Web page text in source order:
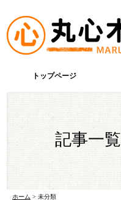
トップページ
記事一覧
ホーム > 未分類